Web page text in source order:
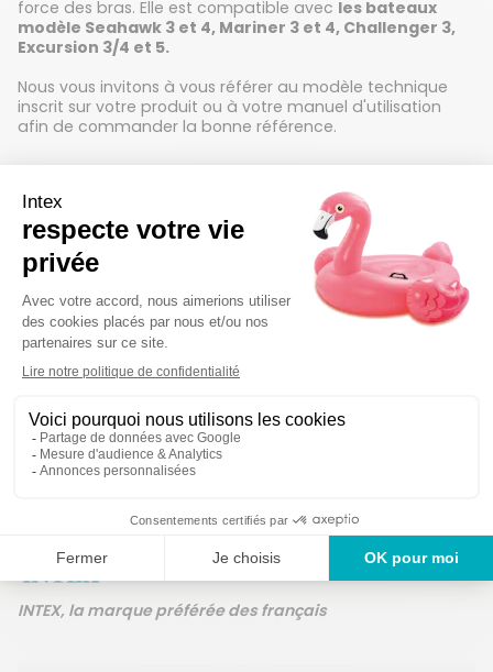
force des bras. Elle est compatible avec les bateaux
modèle Seahawk 3 et 4, Mariner 3 et 4, Challenger 3,
Excursion 3/4 et 5.
Nous vous invitons à vous référer au modèle technique
inscrit sur votre produit ou à votre manuel d'utilisation
afin de commander la bonne référence.
Détails techniques
Un service en France
INTEX, la marque préférée des français